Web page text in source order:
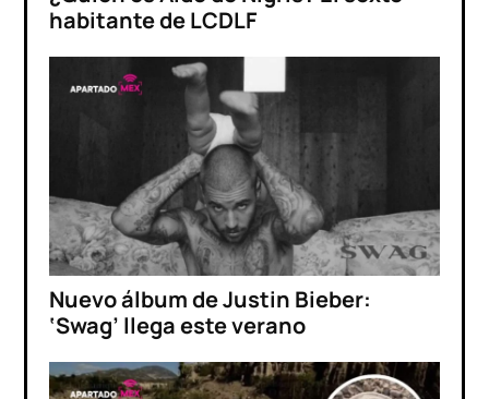
habitante de LCDLF
Nuevo álbum de Justin Bieber:
‘Swag’ llega este verano